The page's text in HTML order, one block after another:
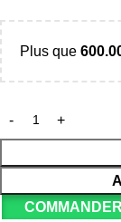
Plus que